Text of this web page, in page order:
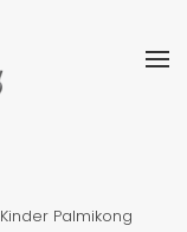
Kinder Palmikong